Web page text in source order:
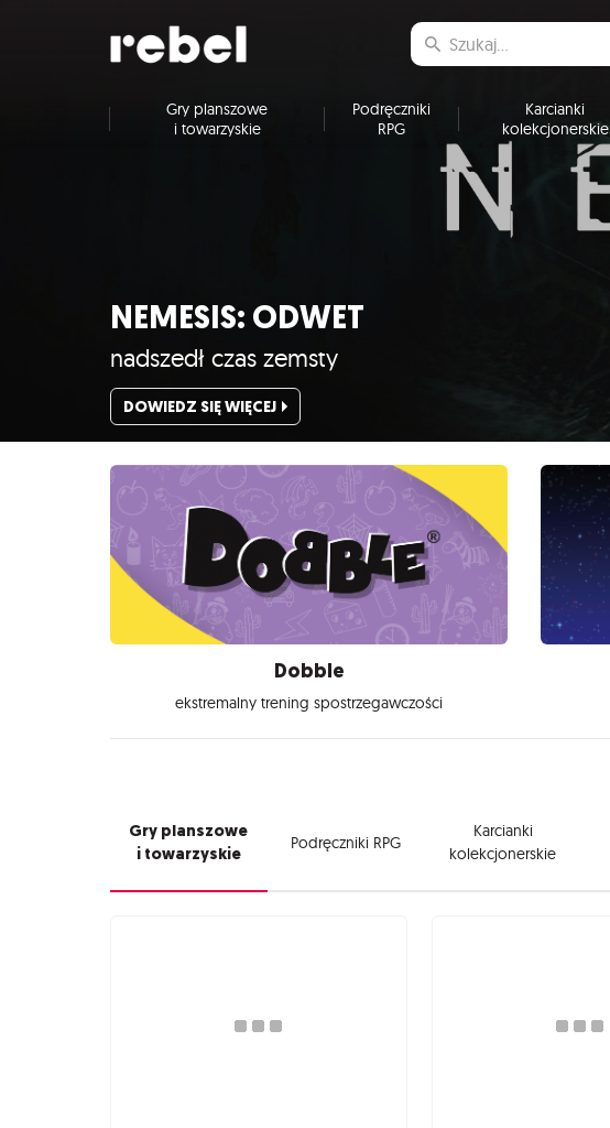
Gry planszowe
i towarzyskie
Podręczniki
RPG
Karcianki
kolekcjonerskie
NEMESIS: ODWET
nadszedł czas zemsty
DOWIEDZ SIĘ WIĘCEJ
Dobble
ekstremalny trening spostrzegawczości
Gry planszowe
i towarzyskie
Podręczniki RPG
Karcianki
kolekcjonerskie